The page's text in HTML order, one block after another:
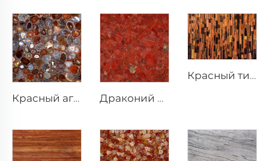
Красный агат, полудрагоценный камень, слэб драгоценного камня Драконий красный, полудрагоценный камень, слэб драгоценного камня
Красный тигровый глаз, полудрагоценный камень, слэб драгоценного камня